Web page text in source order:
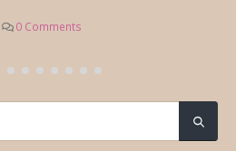
0 Comments